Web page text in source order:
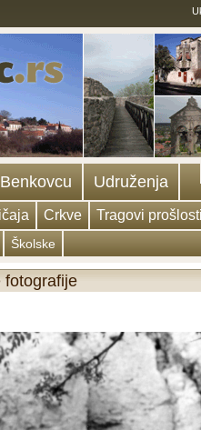
Udruženja
Crkve Tragovi
Školske
fotografije